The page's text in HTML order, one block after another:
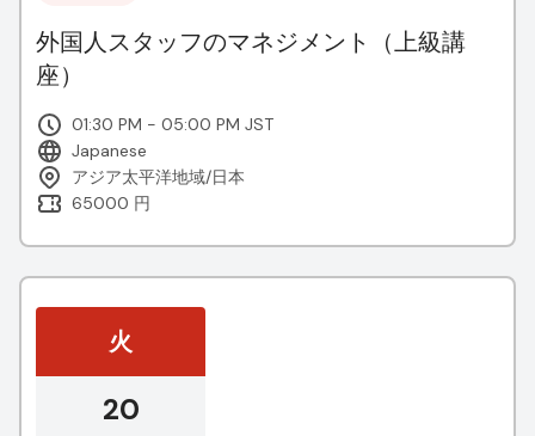
外国人スタッフのマネジメント（上級講
座）
01:30 PM - 05:00 PM JST
Japanese
アジア太平洋地域/日本
65000 円
火
20